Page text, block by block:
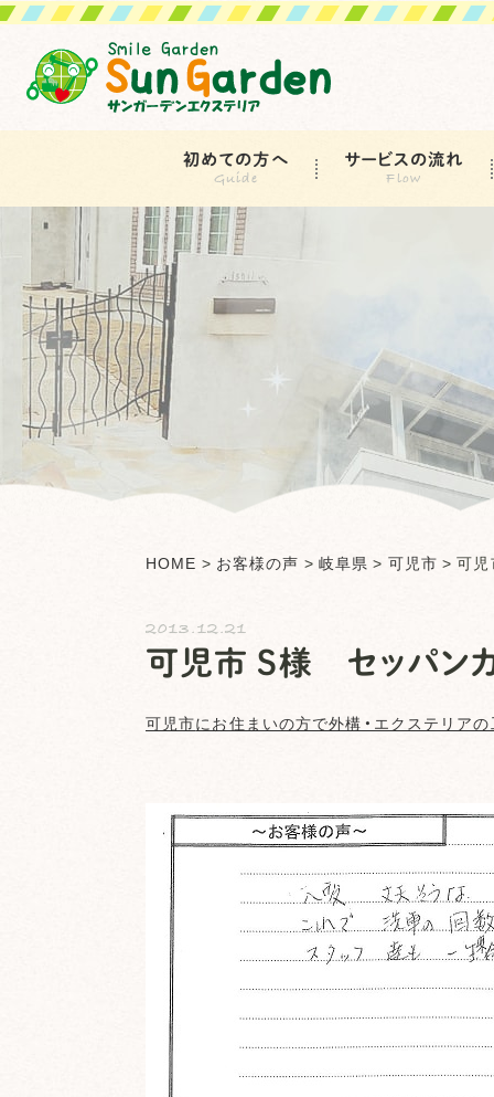
初めての方へ サービスの流れ
HOME > お客様の声 > 岐阜県 > 可児市 >可
2013.12.21
可児市 S様 セッパン
可児市にお住まいの方で外構・エクステリア